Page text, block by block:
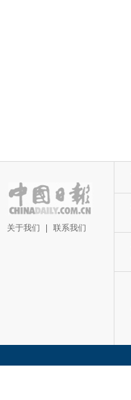
关于我们 联系我们